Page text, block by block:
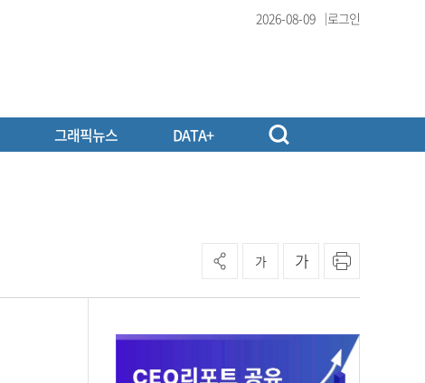
2026-08-09 로그인
그래픽뉴스 DATA+
가 가